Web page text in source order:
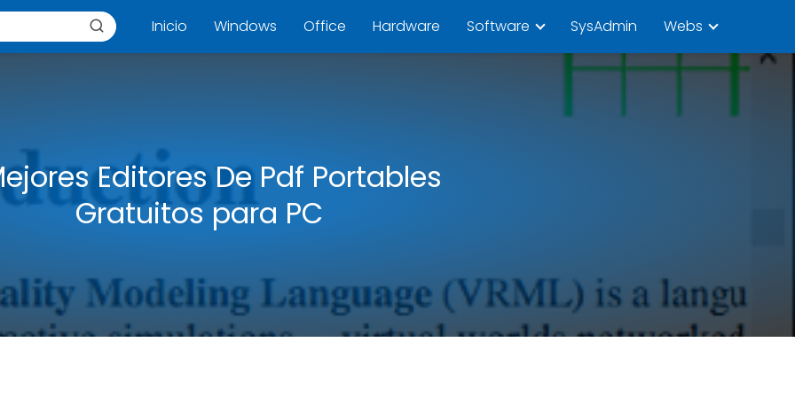
Inicio Windows Office Hardware Software SysAdmin Webs
Editores De Pdf Portables
Gratuitos para PC